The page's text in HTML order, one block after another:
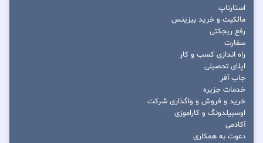
استارتاپ
مالکیت و خرید بیزینس
رفع ریجکتی
سفارت
راه اندازی کسب و کار
اپلای تحصیلی
جاب آفر
خدمات جزیره
خرید و فروش و واگذاری شرکت
اوسبیلدونگ و کاراموزی
آکادمی
دعوت به همکاری